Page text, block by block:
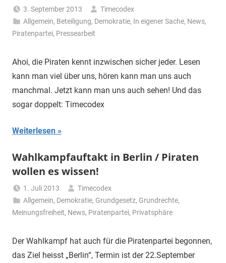
3. September 2013
Timecodex
Allgemein, Beteiligung, Demokratie, In eigener Sache, News,
Piratenpartei, Pressearbeit
Ahoi, die Piraten kennt inzwischen sicher jeder. Lesen
kann man viel über uns, hören kann man uns auch
manchmal. Jetzt kann man uns auch sehen! Und das
sogar doppelt: Timecodex
Weiterlesen
Wahlkampfauftakt in Berlin / Piraten
wollen es wissen!
1. Juli 2013
Timecodex
Allgemein, Demokratie, Grundgesetz, Grundrechte,
Meinungsfreiheit, News, Piratenpartei, Privatsphäre
Der Wahlkampf hat auch für die Piratenpartei begonnen,
das Ziel heisst „Berlin“, Termin ist der 22.September